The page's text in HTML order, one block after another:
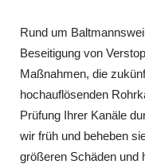
Rund um
Beseitigung von
Maßnahmen, die
hochauflösenden
Prüfung Ihrer Kanäle
wir früh und beheben
größeren Schäden und